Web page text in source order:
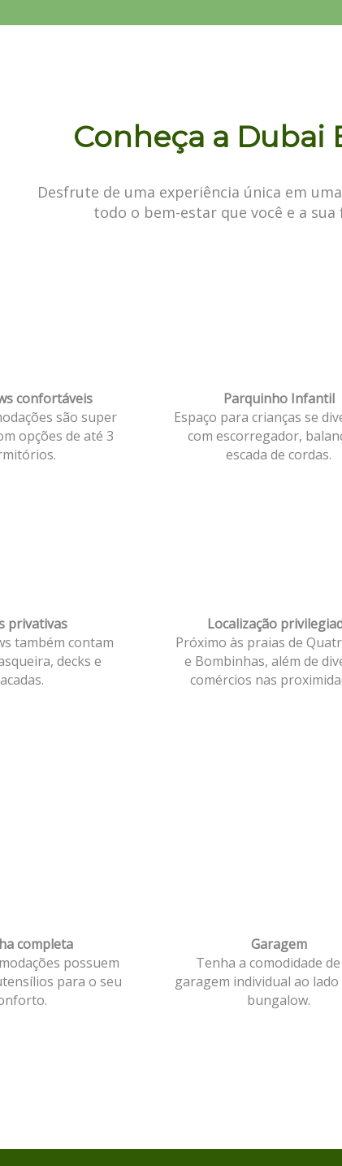
Conheça a Dubai
Desfrute de uma experiência única em
todo o bem-estar que você e a
confortáveis
são super
opções de até 3
Parquinho Infantil
Espaço para crianças se
com escorregador,
escada de cordas.
privativas
também contam
decks e
Localização
Próximo às praias de
e Bombinhas, além de
comércios nas
completa
possuem
para o seu
Garagem
Tenha a comodidade
garagem individual ao lado
bungalow.